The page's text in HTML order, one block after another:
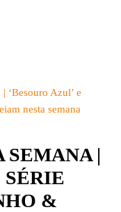
‘Besouro Azul’ e
nesta semana
SEMANA |
SÉRIE
&